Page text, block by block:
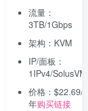
流量：
3TB/1Gbps
架构：KVM
IP/面板：
1IPv4/SolusVM
价格：$22.69/
年购买链接